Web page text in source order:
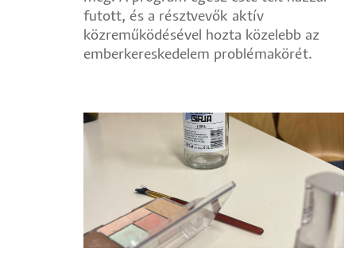
futott, és a résztvevők aktív
közreműködésével hozta közelebb az
emberkereskedelem problémakörét.